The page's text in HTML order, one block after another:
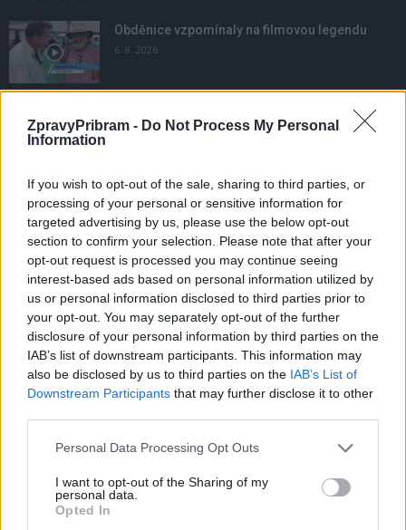
ZpravyPribram - Do Not Process My Personal
Information
If you wish to opt-out of the sale, sharing to third parties, or
processing of your personal or sensitive information for
targeted advertising by us, please use the below opt-out
section to confirm your selection. Please note that after your
opt-out request is processed you may continue seeing
interest-based ads based on personal information utilized by
us or personal information disclosed to third parties prior to
your opt-out. You may separately opt-out of the further
disclosure of your personal information by third parties on the
IAB’s list of downstream participants. This information may
also be disclosed by us to third parties on the IAB’s List of
Downstream Participants that may further disclose it to other
Personal Data Processing Opt Outs
I want to opt-out of the Sharing of my
personal data.
Opted In
Obděnice vzpomínaly na filmovou legendu
6. 8. 2026
Většina koupališť na Příbramsku nabízí výborné
podmínky. Horší voda je jen...
Příbram modernizuje parkovací automaty.
Přibudou i tři nové poblíž Svaté Hory
3. 8. 2026
NEJČTENĚJŠÍ ČLÁNKY
Lazsko zřídilo transparentní účet na pomoc
mladé mamince, náhle postižené mrtvicí
14. 2. 2023
2. 12. 2016